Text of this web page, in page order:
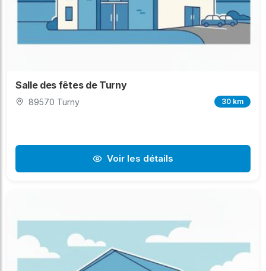
Salle des fêtes de Turny
89570 Turny 30 km
Voir les détails